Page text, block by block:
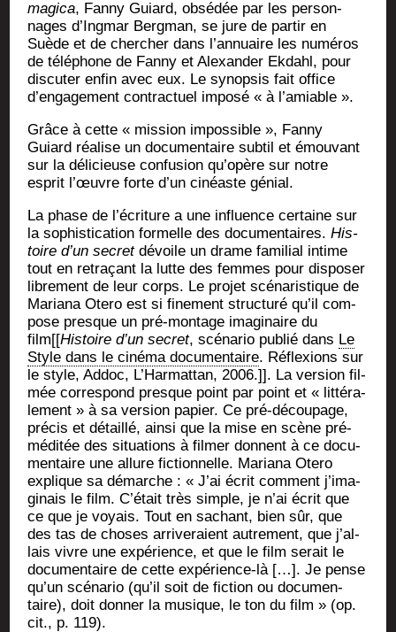
magi­ca, Fan­ny Guiard, obsé­dée par les per­son­
nages d’Ing­mar Berg­man, se jure de par­tir en
Suède et de cher­cher dans l’an­nuaire les numé­ros
de télé­phone de Fan­ny et Alexan­der Ekdahl, pour
dis­cu­ter enfin avec eux. Le synop­sis fait office
d’en­ga­ge­ment contrac­tuel impo­sé « à l’amiable ».
Grâce à cette « mis­sion impos­sible », Fan­ny
Guiard réa­lise un docu­men­taire sub­til et émou­vant
sur la déli­cieuse confu­sion qu’o­père sur notre
esprit l’œuvre forte d’un cinéaste génial.
La phase de l’é­cri­ture a une influence cer­taine sur
la sophis­ti­ca­tion for­melle des docu­men­taires.His­
toire d’un secretdévoile un drame fami­lial intime
tout en retra­çant la lutte des femmes pour dis­po­ser
libre­ment de leur corps. Le pro­jet scé­na­ris­tique de
Maria­na Ote­ro est si fine­ment struc­tu­ré qu’il com­
pose presque un pré-mon­tage ima­gi­naire du
film[[His­toire d’un secret, scé­na­rio publié dans Le
Style dans le ciné­ma docu­men­taire. Réflexions sur
le style, Addoc, L’Harmattan, 2006.]]. La ver­sion fil­
mée cor­res­pond presque point par point et « lit­té­ra­
le­ment » à sa ver­sion papier. Ce pré-décou­page,
pré­cis et détaillé, ain­si que la mise en scène pré­
mé­di­tée des situa­tions à fil­mer donnent à ce docu­
men­taire une allure fic­tion­nelle. Maria­na Ote­ro
explique sa démarche : « J’ai écrit com­ment j’i­ma­
gi­nais le film. C’é­tait très simple, je n’ai écrit que
ce que je voyais. Tout en sachant, bien sûr, que
des tas de choses arri­ve­raient autre­ment, que j’al­
lais vivre une expé­rience, et que le film serait le
docu­men­taire de cette expé­rience-là […]. Je pense
qu’un scé­na­rio (qu’il soit de fic­tion ou docu­men­
taire), doit don­ner la musique, le ton du film » (op.
cit., p. 119).